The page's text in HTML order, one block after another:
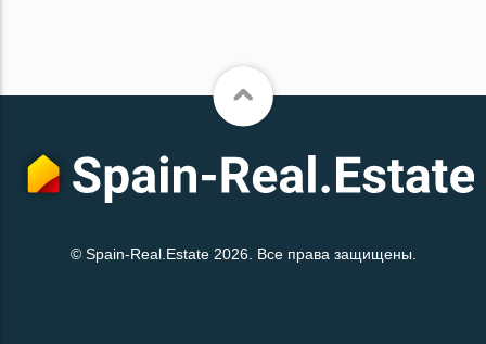
© Spain-Real.Estate 2026. Все права защищены.